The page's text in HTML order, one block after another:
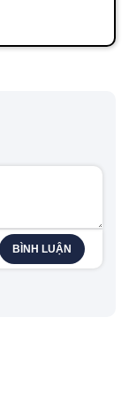
BÌNH LUẬN